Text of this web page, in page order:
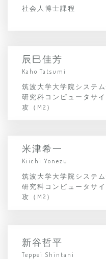
社会人博士課程
辰巳佳芳
Kaho Tatsumi
筑波大学大学院システ
研究科コンピュータサ
攻（M2）
米津希一
Kiichi Yonezu
筑波大学大学院システ
研究科コンピュータサ
攻（M2）
新谷哲平
Teppei Shintani